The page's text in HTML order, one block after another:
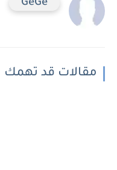
GeGe
مقالات قد تهمك